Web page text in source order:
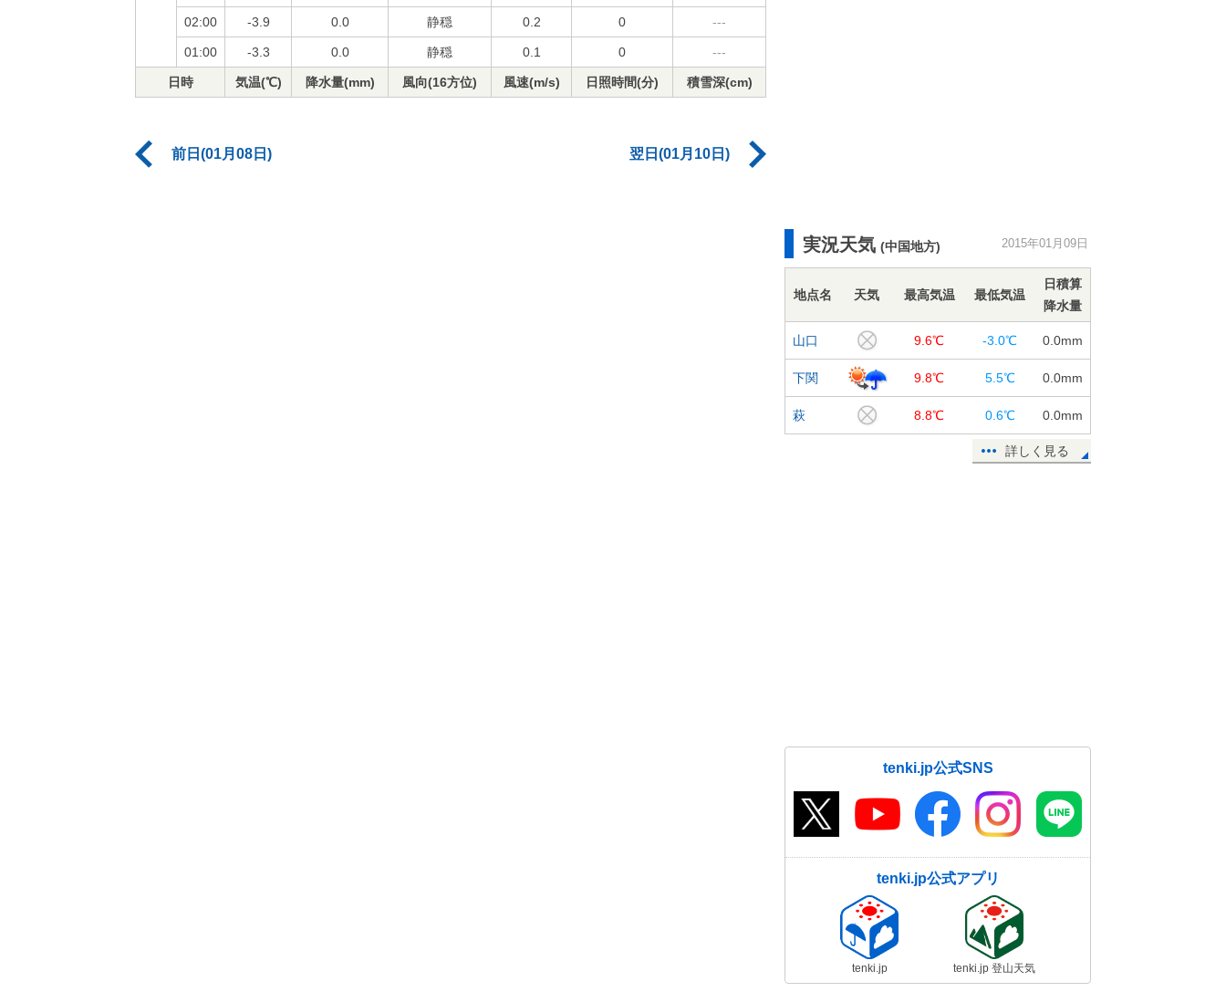
02:00 -3.9 0.0 静穏 0.2 0 ---
01:00 -3.3 0.0 静穏 0.1 0 ---
日時 気温(℃) 降水量(mm) 風向(16方位) 風速(m/s) 日照時間(分) 積雪深(cm)
前日(01月08日) 翌日(01月10日)
実況天気 (中国地方) 2015年01月09日
地点名 天気 最高気温 最低気温
日積算
降水量
山口 9.6℃ -3.0℃ 0.0mm
下関 9.8℃ 5.5℃ 0.0mm
萩 8.8℃ 0.6℃ 0.0mm
詳しく見る
tenki.jp公式SNS
tenki.jp公式アプリ
tenki.jp tenki.jp 登山天気